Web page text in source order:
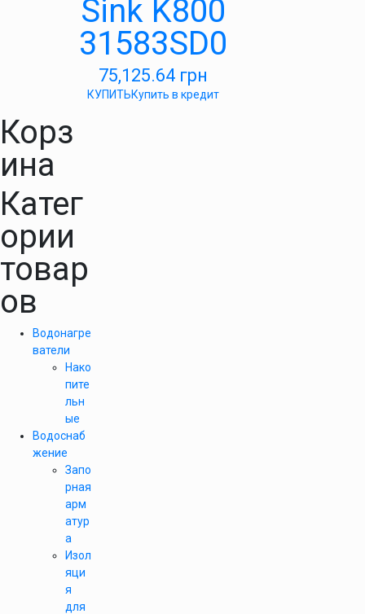
Sink K800
31583SD0
75,125.64 грн
КУПИТЬКупить в кредит
Корз
ина
Катег
ории
товар
ов
Водонагре
ватели
Нако
пите
льн
ые
Водоснаб
жение
Запо
рная
арм
атур
а
Изол
яци
я
для